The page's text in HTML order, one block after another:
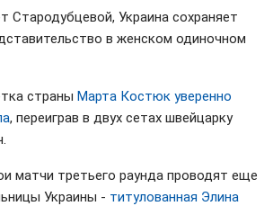
Стародубцевой, Украина сохраняет
в женском одиночном
страны Марта Костюк уверенно
, переиграв в двух сетах швейцарку
матчи третьего раунда проводят еще
Украины - титулованная Элина